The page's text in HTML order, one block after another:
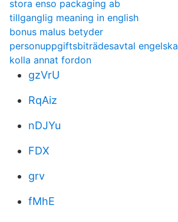
stora enso packaging ab
tillganglig meaning in english
bonus malus betyder
personuppgiftsbiträdesavtal engelska
kolla annat fordon
gzVrU
RqAiz
nDJYu
FDX
grv
fMhE